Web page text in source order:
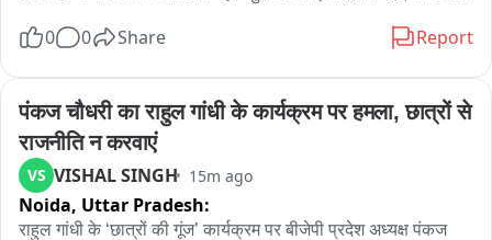
0 0 Share Report
पंकज चौधरी का राहुल गांधी के कार्यक्रम पर हमला, छात्रों से
राजनीति न करवाएं
VS VISHAL SINGH 15m ago
Noida, Uttar Pradesh:
राहुल गांधी के ‘छात्रों की गूंज’ कार्यक्रम पर बीजेपी प्रदेश अध्यक्ष पंकज